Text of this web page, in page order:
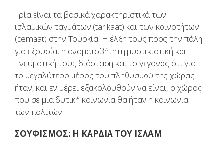
Τρία είναι τα βασικά χαρακτηριστικά των
ισλαμικών ταγμάτων (tarikaat) και των κοινοτήτων
(cemaat) στην Τουρκία: Η έλξη τους προς την πάλη
για εξουσία, η αναμφισβήτητη μυστικιστική και
πνευματική τους διάσταση και το γεγονός ότι για
το μεγαλύτερο μέρος του πληθυσμού της χώρας
ήταν, και εν μέρει εξακολουθούν να είναι, ο χώρος
που σε μια δυτική κοινωνία θα ήταν η κοινωνία
των πολιτών.
ΣΟΥΦΙΣΜΟΣ: Η ΚΑΡΔΙΑ ΤΟΥ ΙΣΛΑΜ